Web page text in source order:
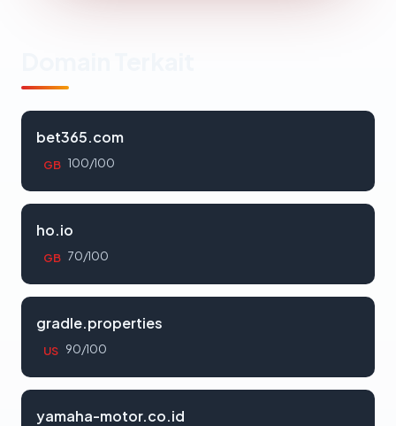
bet365.com
GB 100/100
ho.io
GB 70/100
gradle.properties
US 90/100
yamaha-motor.co.id